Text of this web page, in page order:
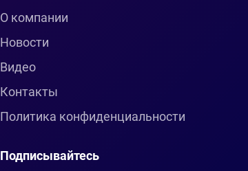
О компании
Новости
Видео
Контакты
Политика конфиденциальности
Подписывайтесь